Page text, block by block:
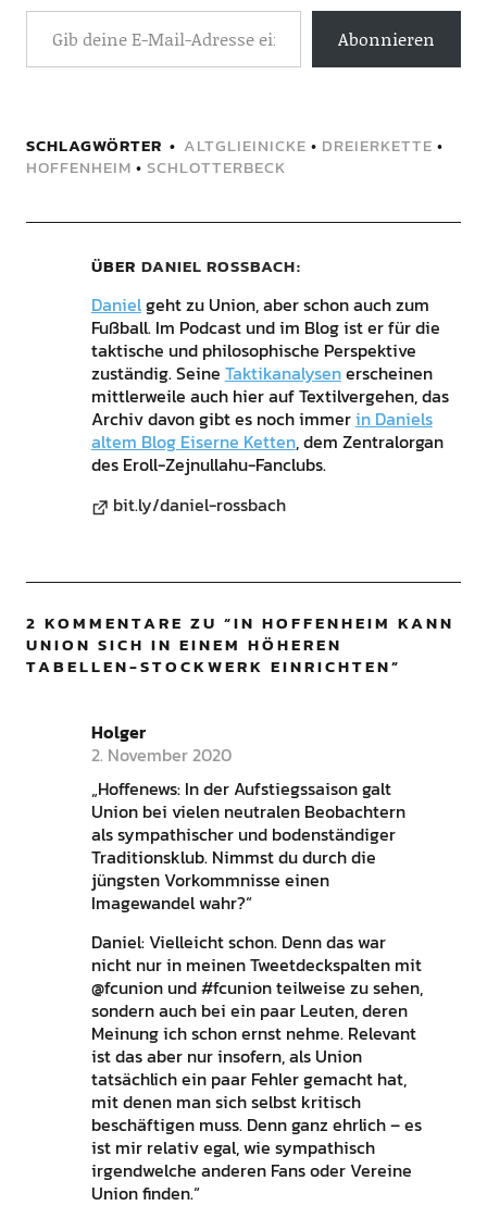
Abonnieren
SCHLAGWÖRTER ALTGLIEINICKE • DREIERKETTE •
HOFFENHEIM • SCHLOTTERBECK
ÜBER DANIEL ROSSBACH
Danielgeht zu Union, aber schon auch zum
Fußball. Im Podcast und im Blog ist er für die
taktische und philosophische Perspektive
zuständig. Seine Taktikanalysenerscheinen
mittlerweile auch hier auf Textilvergehen, das
Archiv davon gibt es noch immerin Daniels
altem Blog Eiserne Ketten, dem Zentralorgan
des Eroll-Zejnullahu-Fanclubs.
bit.ly/daniel-rossbach
2 KOMMENTARE ZU “IN HOFFENHEIM KANN
UNION SICH IN EINEM HÖHEREN
TABELLEN-STOCKWERK EINRICHTEN”
Holger
2. November 2020
„Hoffenews: In der Aufstiegssaison galt
Union bei vielen neutralen Beobachtern
als sympathischer und bodenständiger
Traditionsklub. Nimmst du durch die
jüngsten Vorkommnisse einen
Imagewandel wahr?“
Daniel: Vielleicht schon. Denn das war
nicht nur in meinen Tweetdeckspalten mit
@fcunion und #fcunion teilweise zu sehen,
sondern auch bei ein paar Leuten, deren
Meinung ich schon ernst nehme. Relevant
ist das aber nur insofern, als Union
tatsächlich ein paar Fehler gemacht hat,
mit denen man sich selbst kritisch
beschäftigen muss. Denn ganz ehrlich – es
ist mir relativ egal, wie sympathisch
irgendwelche anderen Fans oder Vereine
Union finden.“